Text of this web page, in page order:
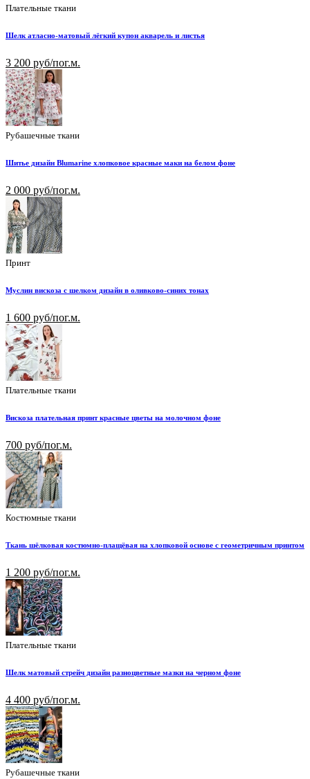
Плательные ткани
Шелк атласно-матовый лёгкий купон акварель и листья
3 200 руб/пог.м.
Рубашечные ткани
Шитье дизайн Blumarine хлопковое красные маки на белом фоне
2 000 руб/пог.м.
Принт
Муслин вискоза с шелком дизайн в оливково-синих тонах
1 600 руб/пог.м.
Плательные ткани
Вискоза плательная принт красные цветы на молочном фоне
700 руб/пог.м.
Костюмные ткани
Ткань шёлковая костюмно-плащёвая на хлопковой основе с геометричным принтом
1 200 руб/пог.м.
Плательные ткани
Шелк матовый стрейч дизайн разноцветные мазки на черном фоне
4 400 руб/пог.м.
Рубашечные ткани